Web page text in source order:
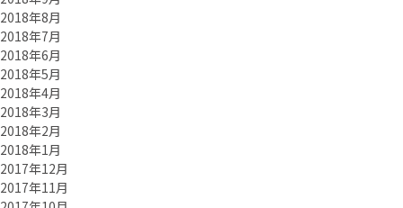
2018年8月
2018年7月
2018年6月
2018年5月
2018年4月
2018年3月
2018年2月
2018年1月
2017年12月
2017年11月